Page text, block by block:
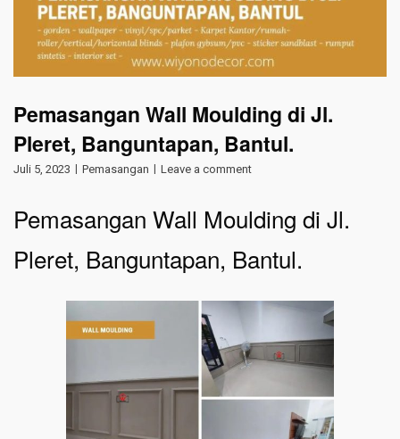
Pemasangan Wall Moulding di Jl.
Pleret, Banguntapan, Bantul.
Juli 5, 2023 Pemasangan Leave a comment
Pemasangan Wall Moulding di Jl.
Pleret, Banguntapan, Bantul.